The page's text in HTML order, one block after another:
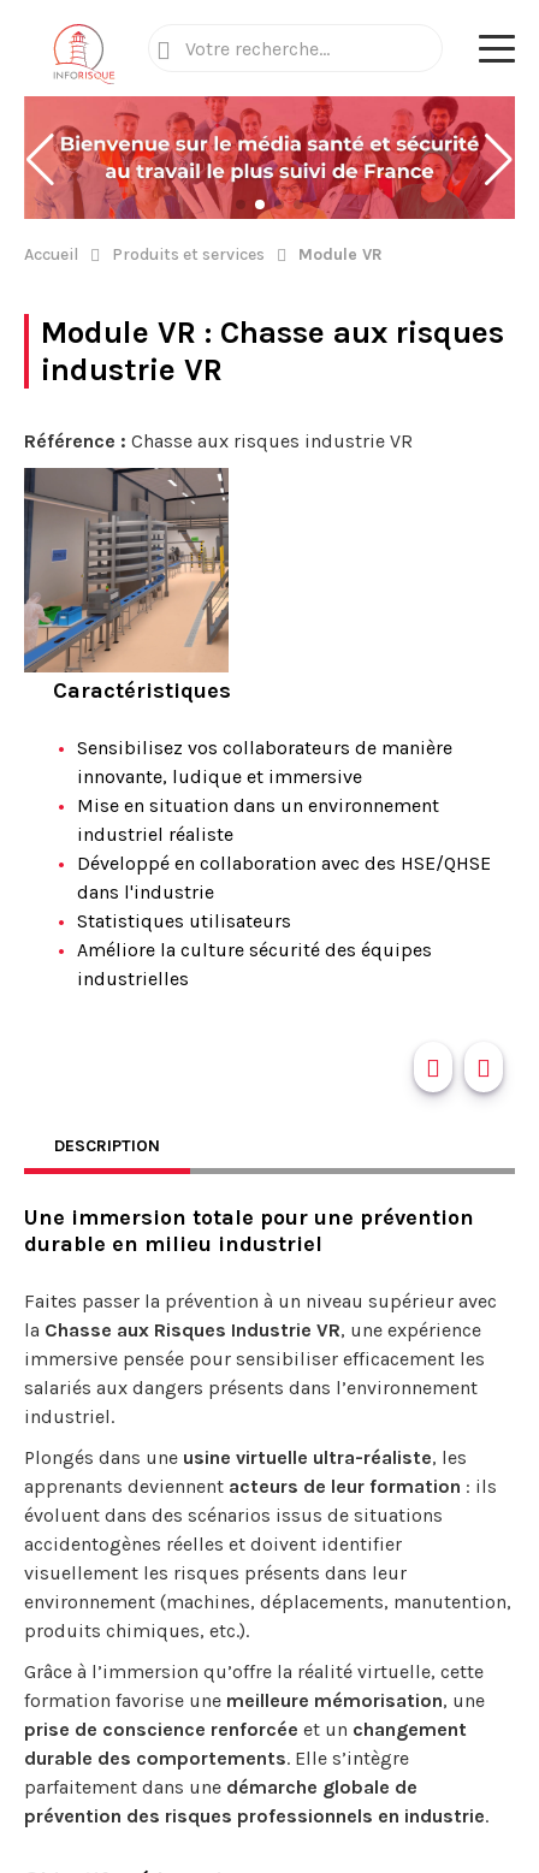
Accueil Produits et services Module VR
Module VR : Chasse aux risques
industrie VR
Référence : Chasse aux risques industrie VR
Caractéristiques
Sensibilisez vos collaborateurs de manière
innovante, ludique et immersive
Mise en situation dans un environnement
industriel réaliste
Développé en collaboration avec des HSE/QHSE
dans l'industrie
Statistiques utilisateurs
Améliore la culture sécurité des équipes
industrielles
DESCRIPTION
Une immersion totale pour une prévention
durable en milieu industriel
Faites passer la prévention à un niveau supérieur avec
la Chasse aux Risques Industrie VR, une expérience
immersive pensée pour sensibiliser efficacement les
salariés aux dangers présents dans l’environnement
industriel.
Plongés dans une usine virtuelle ultra-réaliste, les
apprenants deviennent acteurs de leur formation : ils
évoluent dans des scénarios issus de situations
accidentogènes réelles et doivent identifier
visuellement les risques présents dans leur
environnement (machines, déplacements, manutention,
produits chimiques, etc.).
Grâce à l’immersion qu’offre la réalité virtuelle, cette
formation favorise une meilleure mémorisation, une
prise de conscience renforcée et un changement
durable des comportements. Elle s’intègre
parfaitement dans une démarche globale de
prévention des risques professionnels en industrie.